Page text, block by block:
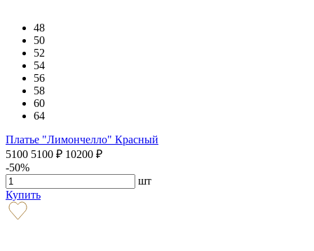
48
50
52
54
56
58
60
64
Платье "Лимончелло" Красный
5100 5100 ₽ 10200 ₽
-50%
шт
Купить